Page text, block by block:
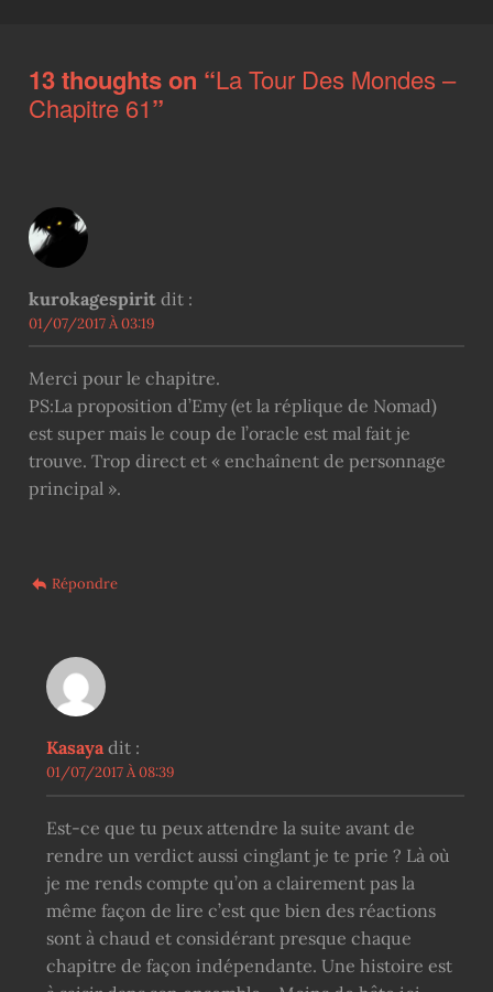
13 thoughts on “La Tour Des Mondes –
Chapitre 61”
kurokagespirit dit :
01/07/2017 À 03:19
Merci pour le chapitre.
PS:La proposition d’Emy (et la réplique de Nomad)
est super mais le coup de l’oracle est mal fait je
trouve. Trop direct et « enchaînent de personnage
principal ».
Répondre
Kasaya dit :
01/07/2017 À 08:39
Est-ce que tu peux attendre la suite avant de
rendre un verdict aussi cinglant je te prie ? Là où
je me rends compte qu’on a clairement pas la
même façon de lire c’est que bien des réactions
sont à chaud et considérant presque chaque
chapitre de façon indépendante. Une histoire est